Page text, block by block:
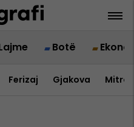
Botë
Ferizaj Gjakova